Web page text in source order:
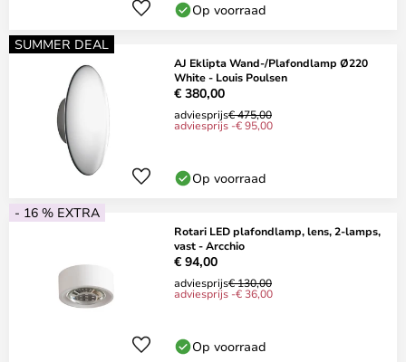
Op voorraad
SUMMER DEAL
AJ Eklipta Wand-/Plafondlamp Ø220
White - Louis Poulsen
€ 380,00
adviesprijs€ 475,00
adviesprijs -€ 95,00
Op voorraad
- 16 % EXTRA
Rotari LED plafondlamp, lens, 2-lamps,
vast - Arcchio
€ 94,00
adviesprijs€ 130,00
adviesprijs -€ 36,00
Op voorraad